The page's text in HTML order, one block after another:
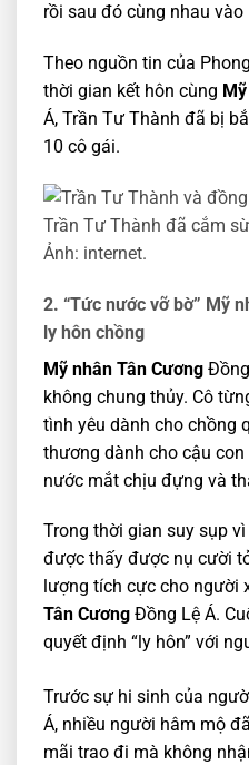
rồi sau đó cùng nhau vào
Theo nguồn tin của
thời gian kết hôn cùng
Á, Trần Tư Thành đã bị
10 cô gái.
Trần Tư Thành đã cắm
Ảnh: internet.
2. “Tức nước vỡ bờ” Mỹ
ly hôn chồng
Mỹ nhân Tân Cương
không chung thủy. Cô
tình yêu dành cho chồng
thương dành cho cậu
nước mắt chịu đựng và
Trong thời gian suy sụp
được thấy được nụ cười
lượng tích cực cho người
Tân Cương Đồng Lệ Á.
quyết định “ly hôn” với
Trước sự hi sinh của
Á, nhiều người hâm mộ
mãi trao đi mà không